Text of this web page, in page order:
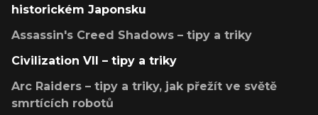
historickém Japonsku
Assassin's Creed Shadows – tipy a triky
Civilization VII – tipy a triky
Arc Raiders – tipy a triky, jak přežít ve světě
smrtících robotů